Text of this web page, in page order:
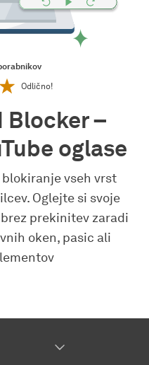
Odlično!
Blocker –
oglase
vseh vrst
Oglejte si svoje
prekinitev zaradi
oken, pasic ali